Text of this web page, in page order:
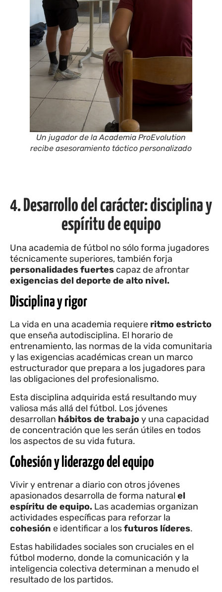
Un jugador de la Academia ProEvolution
recibe asesoramiento táctico personalizado
4. Desarrollo del carácter: disciplina y
espíritu de equipo
Una academia de fútbol no sólo forma jugadores
técnicamente superiores, también forja
personalidades fuertes capaz de afrontar
exigencias del deporte de alto nivel.
Disciplina y rigor
La vida en una academia requiere ritmo estricto
que enseña autodisciplina. El horario de
entrenamiento, las normas de la vida comunitaria
y las exigencias académicas crean un marco
estructurador que prepara a los jugadores para
las obligaciones del profesionalismo.
Esta disciplina adquirida está resultando muy
valiosa más allá del fútbol. Los jóvenes
desarrollan hábitos de trabajoy una capacidad
de concentración que les serán útiles en todos
los aspectos de su vida futura.
Cohesión y liderazgo del equipo
Vivir y entrenar a diario con otros jóvenes
apasionados desarrolla de forma natural el
espíritu de equipo. Las academias organizan
actividades específicas para reforzar la
cohesión e identificar a losfuturos líderes.
Estas habilidades sociales son cruciales en el
fútbol moderno, donde la comunicación y la
inteligencia colectiva determinan a menudo el
resultado de los partidos.